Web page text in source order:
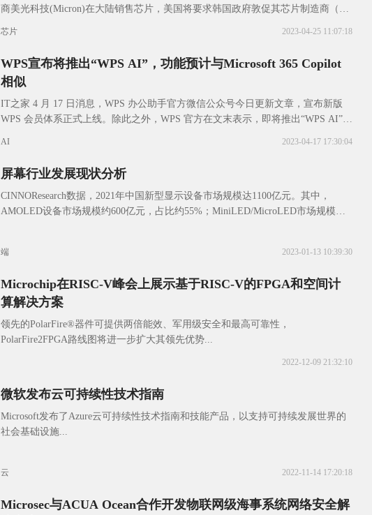
商美光科技(Micron)在大陆销售芯片，美国将要求韩国政府敦促其芯片制造商（三
芯片 2023-04-25 11:07:18
WPS宣布将推出“WPS AI”，功能预计与Microsoft 365 Copilot
相似
IT之家 4 月 17 日消息，WPS 办公助手官方微信公众号今日更新文章，宣布新版
WPS 会员体系正式上线。除此之外，WPS 官方在文末表示，即将推出“WPS AI”。
AI 2023-04-17 17:30:04
屏幕行业发展现状分析
CINNOResearch数据，2021年中国新型显示设备市场规模达1100亿元。其中，
AMOLED设备市场规模约600亿元，占比约55%；MiniLED/MicroLED市场规模约
端 2023-01-13 10:39:30
Microchip在RISC-V峰会上展示基于RISC-V的FPGA和空间计
算解决方案
领先的PolarFire®器件可提供两倍能效、军用级安全和最高可靠性，
PolarFire2FPGA路线图将进一步扩大其领先优势...
2022-12-09 21:32:10
微软发布云可持续性技术指南
Microsoft发布了Azure云可持续性技术指南和技能产品，以支持可持续发展世界的
社会基础设施...
云 2022-11-14 17:20:18
Microsec与ACUA Ocean合作开发物联网级海事系统网络安全解